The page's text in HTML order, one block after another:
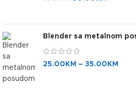
Blender sa metalnom
25.00 KM – 35.00 KM